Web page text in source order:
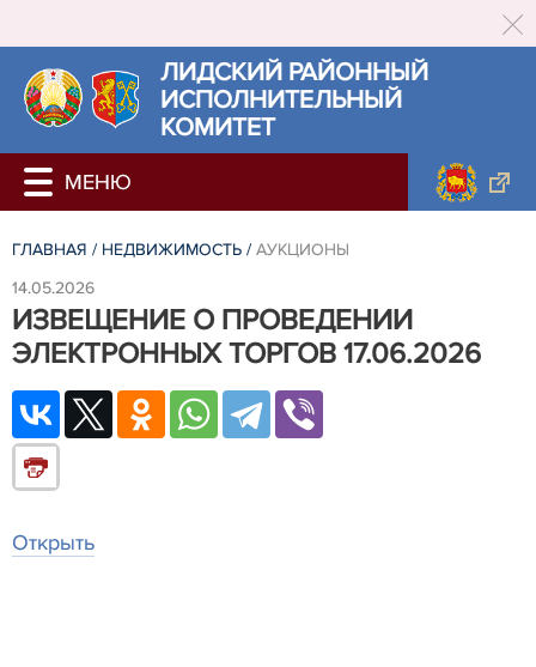
ЛИДСКИЙ РАЙОННЫЙ
ИСПОЛНИТЕЛЬНЫЙ
КОМИТЕТ
ГЛАВНАЯ / НЕДВИЖИМОСТЬ / АУКЦИОНЫ
14.05.2026
ИЗВЕЩЕНИЕ О ПРОВЕДЕНИИ
ЭЛЕКТРОННЫХ ТОРГОВ 17.06.2026
Открыть